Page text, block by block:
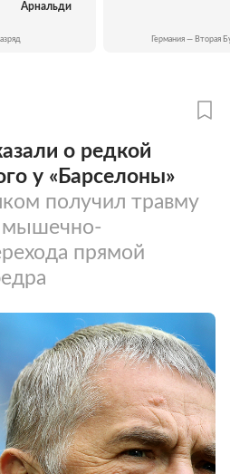
Арнальди
Германия — Вторая
о редкой
у «Барселоны»
получил травму
мышечно-
прямой